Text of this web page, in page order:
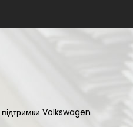
Volkswagen